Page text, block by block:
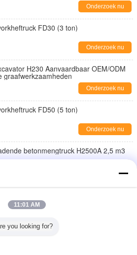
Onderzoek nu
FD30 (3 ton)
Onderzoek nu
H230 Aanvaardbaar OEM/ODM
graafwerkzaamheden
Onderzoek nu
FD50 (5 ton)
Onderzoek nu
betonmengtruck H2500A 2,5 m3
voorbelasting Zelfbelasting
11:01 AM
you looking for?